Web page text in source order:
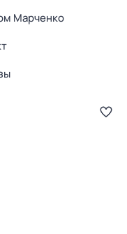
Марченко